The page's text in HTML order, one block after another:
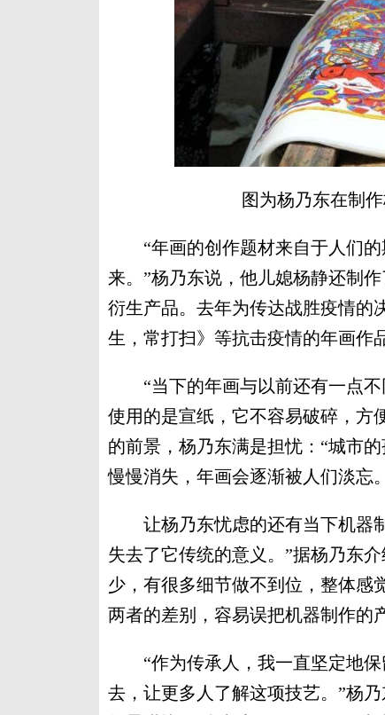
图为杨乃东在制
“年画的创作题材来自于人们的
来。”杨乃东说，他儿媳杨静还制
衍生产品。去年为传达战胜疫情的
生，常打扫》等抗击疫情的年画作
“当下的年画与以前还有一点不
使用的是宣纸，它不容易破碎，方
的前景，杨乃东满是担忧：“城市
慢慢消失，年画会逐渐被人们淡忘
让杨乃东忧虑的还有当下机器制
失去了它传统的意义。”据杨乃东
少，有很多细节做不到位，整体感
两者的差别，容易误把机器制作的
“作为传承人，我一直坚定地保
去，让更多人了解这项技艺。”杨